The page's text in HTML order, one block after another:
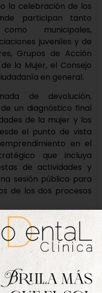
la celebración de los
participan tanto
municipales,
juveniles y de
Grupos de Acción
la Mujer, el Consejo
en general.
de devolución,
un diagnóstico final
de la mujer y los
el punto de vista
en el
que incluya
de actividades y
sesión pública para
de los dos procesos